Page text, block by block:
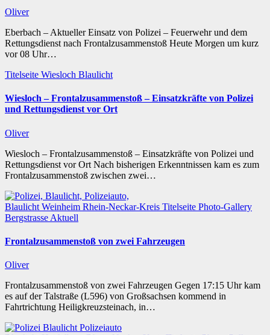
Oliver
Eberbach – Aktueller Einsatz von Polizei – Feuerwehr und dem
Rettungsdienst nach Frontalzusammenstoß Heute Morgen um kurz
vor 08 Uhr…
Titelseite Wiesloch Blaulicht
Wiesloch – Frontalzusammenstoß – Einsatzkräfte von Polizei
und Rettungsdienst vor Ort
Oliver
Wiesloch – Frontalzusammenstoß – Einsatzkräfte von Polizei und
Rettungsdienst vor Ort Nach bisherigen Erkenntnissen kam es zum
Frontalzusammenstoß zwischen zwei…
Blaulicht Weinheim Rhein-Neckar-Kreis Titelseite Photo-Gallery
Bergstrasse Aktuell
Frontalzusammenstoß von zwei Fahrzeugen
Oliver
Frontalzusammenstoß von zwei Fahrzeugen Gegen 17:15 Uhr kam
es auf der Talstraße (L596) von Großsachsen kommend in
Fahrtrichtung Heiligkreuzsteinach, in…